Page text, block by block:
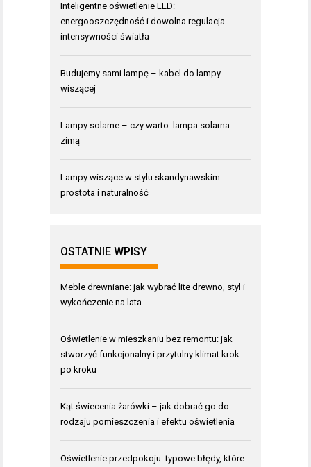
Inteligentne oświetlenie LED:
energooszczędność i dowolna regulacja
intensywności światła
Budujemy sami lampę – kabel do lampy
wiszącej
Lampy solarne – czy warto: lampa solarna
zimą
Lampy wiszące w stylu skandynawskim:
prostota i naturalność
OSTATNIE WPISY
Meble drewniane: jak wybrać lite drewno, styl i
wykończenie na lata
Oświetlenie w mieszkaniu bez remontu: jak
stworzyć funkcjonalny i przytulny klimat krok
po kroku
Kąt świecenia żarówki – jak dobrać go do
rodzaju pomieszczenia i efektu oświetlenia
Oświetlenie przedpokoju: typowe błędy, które